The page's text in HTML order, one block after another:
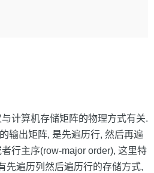
计算机存储矩阵的物理方式有关.
输出矩阵, 是先遍历行, 然后再遍
行主序(row-major order), 这里特
先遍历列然后遍历行的存储方式,